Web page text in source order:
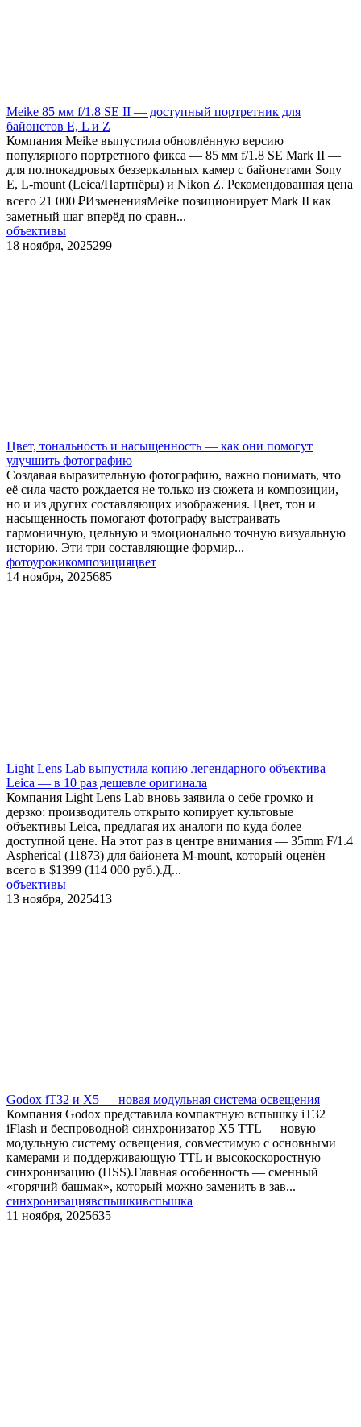
Meike 85 мм f/1.8 SE II — доступный портретник для
байонетов E, L и Z
Компания Meike выпустила обновлённую версию
популярного портретного фикса — 85 мм f/1.8 SE Mark II —
для полнокадровых беззеркальных камер с байонетами Sony
E, L-mount (Leica/Партнёры) и Nikon Z. Рекомендованная цена
всего 21 000 ₽ИзмененияMeike позиционирует Mark II как
заметный шаг вперёд по сравн...
объективы
18 ноября, 2025299
Цвет, тональность и насыщенность — как они помогут
улучшить фотографию
Создавая выразительную фотографию, важно понимать, что
её сила часто рождается не только из сюжета и композиции,
но и из других составляющих изображения. Цвет, тон и
насыщенность помогают фотографу выстраивать
гармоничную, цельную и эмоционально точную визуальную
историю. Эти три составляющие формир...
фотоурокикомпозицияцвет
14 ноября, 2025685
Light Lens Lab выпустила копию легендарного объектива
Leica — в 10 раз дешевле оригинала
Компания Light Lens Lab вновь заявила о себе громко и
дерзко: производитель открыто копирует культовые
объективы Leica, предлагая их аналоги по куда более
доступной цене. На этот раз в центре внимания — 35mm F/1.4
Aspherical (11873) для байонета M-mount, который оценён
всего в $1399 (114 000 руб.).Д...
объективы
13 ноября, 2025413
Godox iT32 и X5 — новая модульная система освещения
Компания Godox представила компактную вспышку iT32
iFlash и беспроводной синхронизатор X5 TTL — новую
модульную систему освещения, совместимую с основными
камерами и поддерживающую TTL и высокоскоростную
синхронизацию (HSS).Главная особенность — сменный
«горячий башмак», который можно заменить в зав...
синхронизациявспышкивспышка
11 ноября, 2025635